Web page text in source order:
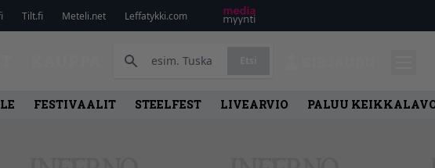
Tilt.fi Meteli.net Leffatykki.com
FESTIVAALIT STEELFEST LIVEARVIO PALUU